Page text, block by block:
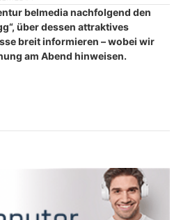
belmedia nachfolgend den
über dessen attraktives
breit informieren – wobei wir
am Abend hinweisen.